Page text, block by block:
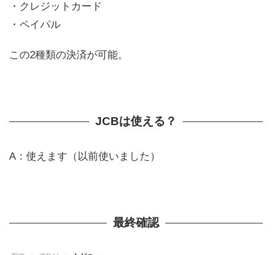
・クレジットカード
・ペイパル
この2種類の決済が可能。
JCBは使える？
A：使えます（以前使いました）
最終確認